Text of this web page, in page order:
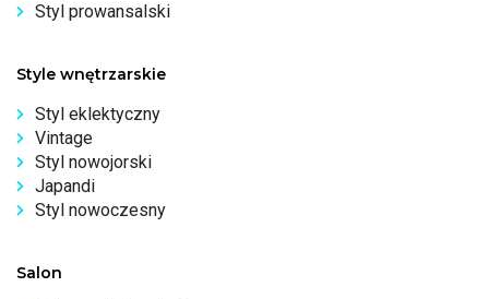
Styl prowansalski
Style wnętrzarskie
Styl eklektyczny
Vintage
Styl nowojorski
Japandi
Styl nowoczesny
Salon